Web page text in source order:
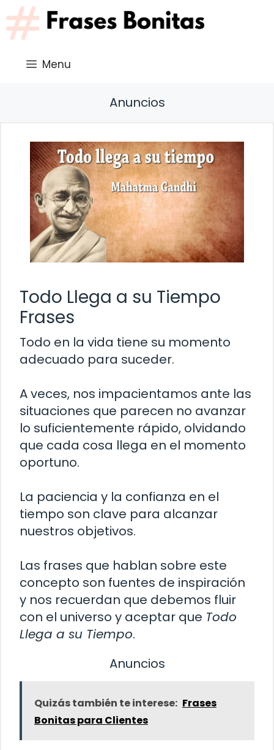
Saltar
al
contenido
Menu
Anuncios
Todo Llega a su Tiempo
Frases
Todo en la vida tiene su momento
adecuado para suceder.
A veces, nos impacientamos ante las
situaciones que parecen no avanzar
lo suficientemente rápido, olvidando
que cada cosa llega en el momento
oportuno.
La paciencia y la confianza en el
tiempo son clave para alcanzar
nuestros objetivos.
Las frases que hablan sobre este
concepto son fuentes de inspiración
y nos recuerdan que debemos fluir
con el universo y aceptar que Todo
Llega a su Tiempo.
Anuncios
Quizás también te interese: Frases
Bonitas para Clientes